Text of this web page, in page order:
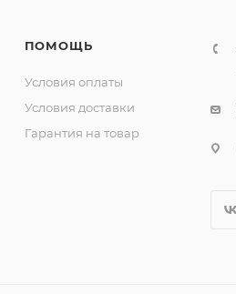
ПОМОЩЬ
Условия оплаты
Условия доставки
Гарантия на товар